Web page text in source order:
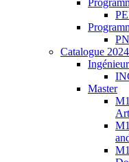
Catalogue
Ingénieur
Master